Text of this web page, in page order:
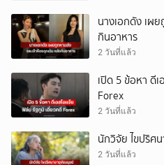
นางเอกดัง เผ
กินอาหาร
2 วันที่แล้ว
เปิด 5 ข้อหา ดี
Forex
2 วันที่แล้ว
นักวิจัย ไขปริศ
2 วันที่แล้ว